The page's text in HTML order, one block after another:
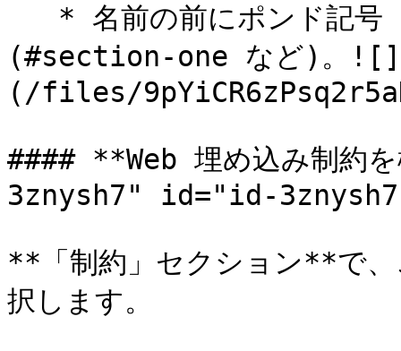
(#section-one など)。![]
(/files/
#### **Web 埋め込み制
3znysh7" id="id-
**「制約」セクション**で、
択します。